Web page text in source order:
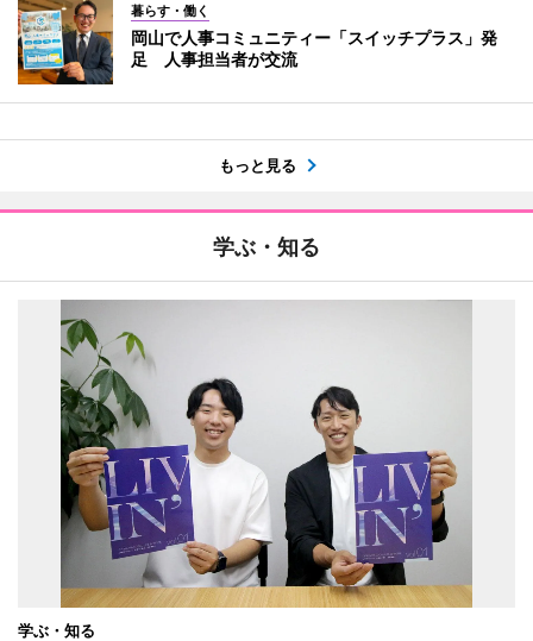
暮らす・働く
岡山で人事コミュニティー「スイッチプラス」発
足 人事担当者が交流
もっと見る
学ぶ・知る
学ぶ・知る